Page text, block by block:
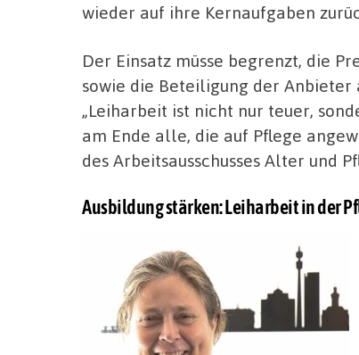
wieder auf ihre Kernaufgaben
Der Einsatz müsse begrenzt, die
sowie die Beteiligung der
„Leiharbeit ist nicht nur teuer,
am Ende alle, die auf Pflege
des Arbeitsausschusses Alter und
Ausbildung stärken: Leiharbeit in der